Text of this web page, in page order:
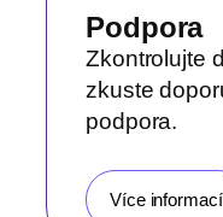
Podpora
Zkontrolujte
zkuste
podpora.
Více informací